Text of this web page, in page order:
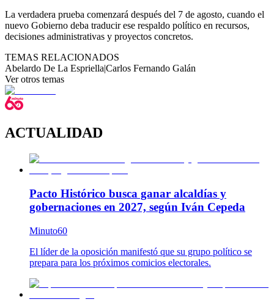
La verdadera prueba comenzará después del 7 de agosto, cuando el
nuevo Gobierno deba traducir ese respaldo político en recursos,
decisiones administrativas y proyectos concretos.
TEMAS RELACIONADOS
Abelardo De La Espriella|Carlos Fernando Galán
Ver otros temas
ACTUALIDAD
Pacto Histórico busca ganar alcaldías y
gobernaciones en 2027, según Iván Cepeda
Minuto60
El líder de la oposición manifestó que su grupo político se
prepara para los próximos comicios electorales.